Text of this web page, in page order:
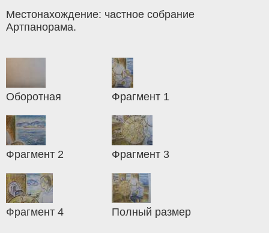
Местонахождение: частное собрание
Артпанорама.
Оборотная Фрагмент 1
Фрагмент 2 Фрагмент 3
Фрагмент 4 Полный размер